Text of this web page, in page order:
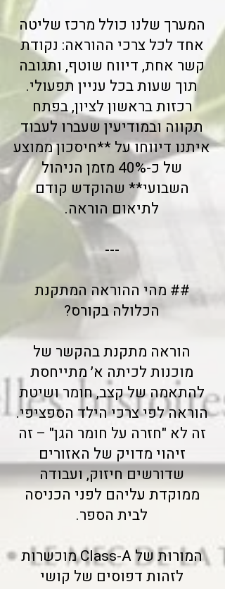
המערך שלנו כולל מרכז שליטה
אחד לכל צרכי ההוראה: נקודת
קשר אחת, דיווח שוטף, ותגובה
תוך שעות בכל עניין תפעולי.
רכזות בראשון לציון, בפתח
תקווה ובמודיעין שעברו לעבוד
איתנו דיווחו על **חיסכון ממוצע
של כ-40% מזמן הניהול
השבועי** שהוקדש קודם
לתיאום הוראה.
---
## מהי ההוראה המתקנת
הכלולה בקורס?
הוראה מתקנת בהקשר של
מוכנות לכיתה א׳ מתייחסת
להתאמה של קצב, חומר ושיטת
הוראה לפי צרכי הילד הספציפי.
זה לא "חזרה על חומר הגן" – זה
זיהוי מדויק של האזורים
שדורשים חיזוק, ועבודה
ממוקדת עליהם לפני הכניסה
לבית הספר.
המורות של Class-A מוכשרות
לזהות דפוסים של קושי